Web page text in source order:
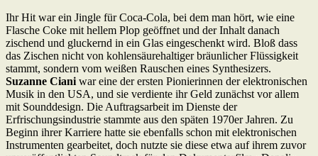
Ihr Hit war ein Jingle für Coca-Cola, bei dem man hört, wie eine
Flasche Coke mit hellem Plop geöffnet und der Inhalt danach
zischend und gluckernd in ein Glas eingeschenkt wird. Bloß dass
das Zischen nicht von kohlensäurehaltiger bräunlicher Flüssigkeit
stammt, sondern vom weißen Rauschen eines Synthesizers.
Suzanne Ciani war eine der ersten Pionierinnen der elektronischen
Musik in den USA, und sie verdiente ihr Geld zunächst vor allem
mit Sounddesign. Die Auftragsarbeit im Dienste der
Erfrischungsindustrie stammte aus den späten 1970er Jahren. Zu
Beginn ihrer Karriere hatte sie ebenfalls schon mit elektronischen
Instrumenten gearbeitet, doch nutzte sie diese etwa auf ihrem zuvor